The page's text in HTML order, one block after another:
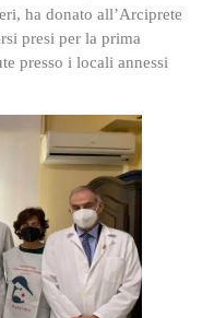
ha donato all’Arciprete
presi per la prima
presso i locali annessi